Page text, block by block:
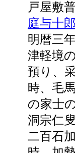
戸屋敷
庭与十
明暦三
津軽境
預り、
時、毛
の家士
洞宗仁
二百石